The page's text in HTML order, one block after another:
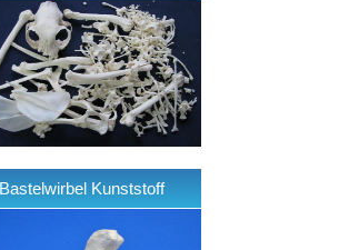
Bastelwirbel Kunststoff